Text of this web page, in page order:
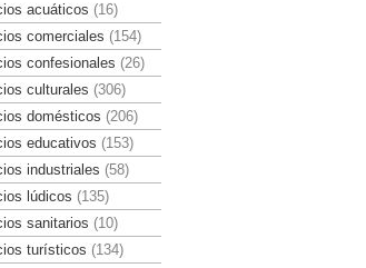
acuáticos (16)
comerciales (154)
confesionales (26)
culturales (306)
domésticos (206)
educativos (153)
industriales (58)
lúdicos (135)
sanitarios (10)
turísticos (134)